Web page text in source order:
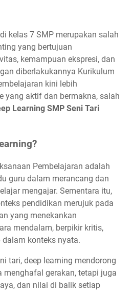
kelas 7 SMP merupakan salah
yang bertujuan
kemampuan ekspresi, dan
diberlakukannya Kurikulum
kini lebih
yang aktif dan bermakna, salah
Learning SMP Seni Tari
Pembelajaran adalah
guru dalam merancang dan
mengajar. Sementara itu,
pendidikan merujuk pada
yang menekankan
mendalam, berpikir kritis,
dalam konteks nyata.
tari, deep learning mendorong
menghafal gerakan, tetapi juga
dan nilai di balik setiap